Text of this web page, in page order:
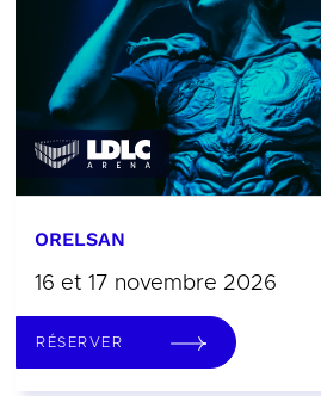
ORELSAN
16 et 17 novembre 2026
RÉSERVER